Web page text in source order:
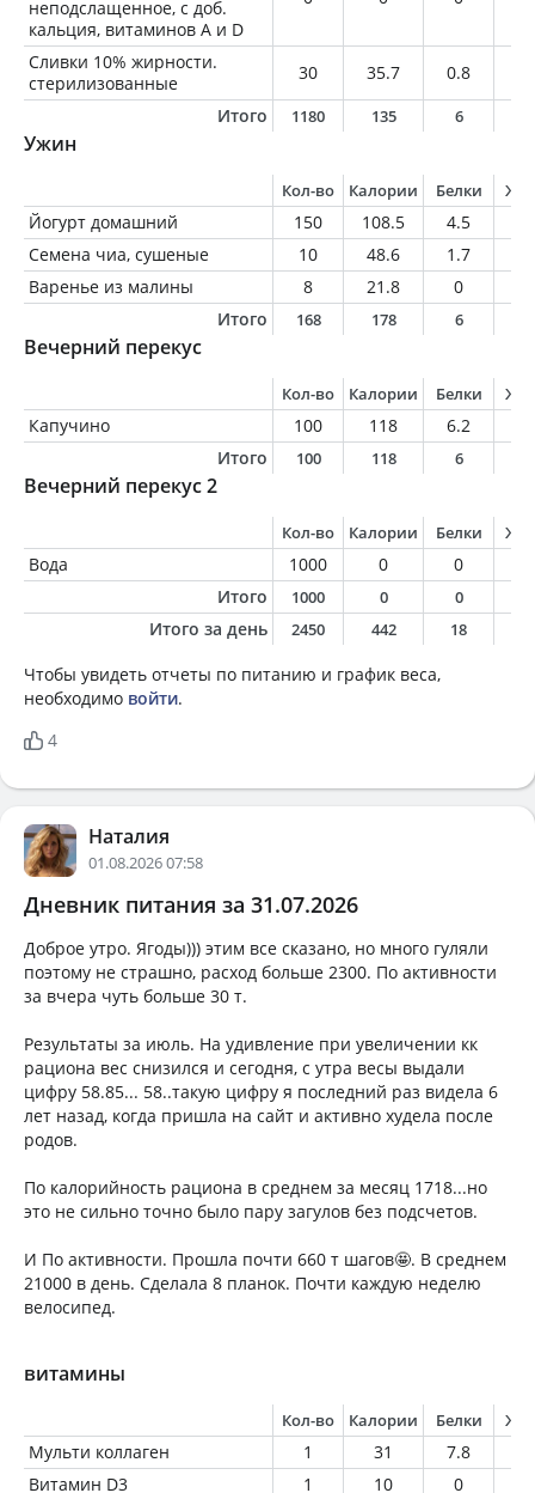
неподслащенное, с доб.
кальция, витаминов A и D
Сливки 10% жирности.
стерилизованные
30 35.7 0.8
Итого
1180 135 6
Ужин
Кол-во Калории Белки
Йогурт домашний 150 108.5 4.5
Семена чиа, сушеные
10 48.6 1.7
Варенье из малины
8 21.8 0
Итого
168 178 6
Вечерний перекус
Кол-во Калории Белки
Капучино 100 118 6.2
Итого
100 118 6
Вечерний перекус 2
Кол-во Калории Белки
Вода 1000 0 0
Итого
1000 0 0
Итого за день 2450 442 18
Чтобы увидеть отчеты по питанию и график веса,
необходимо войти.
4
Наталия
01.08.2026 07:58
Дневник питания за 31.07.2026
Доброе утро. Ягоды))) этим все сказано, но много гуляли
поэтому не страшно, расход больше 2300. По активности
за вчера чуть больше 30 т.
Результаты за июль. На удивление при увеличении кк
рациона вес снизился и сегодня, с утра весы выдали
цифру 58.85... 58..такую цифру я последний раз видела 6
лет назад, когда пришла на сайт и активно худела после
родов.
По калорийность рациона в среднем за месяц 1718...но
это не сильно точно было пару загулов без подсчетов.
И По активности. Прошла почти 660 т шагов🤩. В среднем
21000 в день. Сделала 8 планок. Почти каждую неделю
велосипед.
витамины
Кол-во Калории Белки
Мульти коллаген 1 31 7.8
Витамин D3
1 10 0